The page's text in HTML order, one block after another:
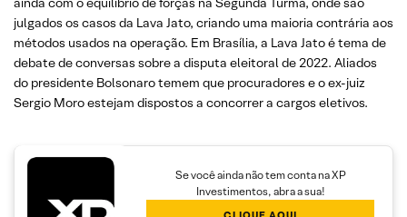
julgados os casos da Lava Jato, criando uma maioria contrária aos
métodos usados na operação. Em Brasília, a Lava Jato é tema de
debate de conversas sobre a disputa eleitoral de 2022. Aliados
do presidente Bolsonaro temem que procuradores e o ex-juiz
Sergio Moro estejam dispostos a concorrer a cargos eletivos.
Se você ainda não tem conta na XP
Investimentos, abra a sua!